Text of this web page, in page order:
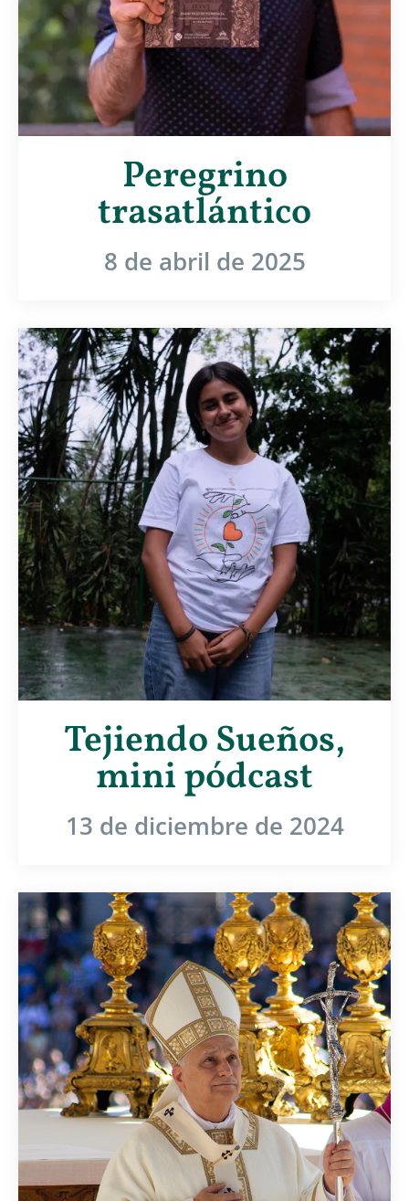
Peregrino
trasatlántico
8 de abril de 2025
Tejiendo Sueños,
mini pódcast
13 de diciembre de 2024